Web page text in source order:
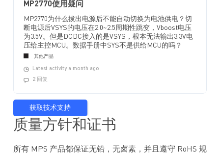
MP2770使用疑问
MP2770为什么拔出电源后不能自动切换为电池供电？切
断电源后VSYS的电压在2.0~2.5周期性跳变，Vboost电压
为3.5V。但是DCDC接入的是VSYS，根本无法输出3.3V电
压给主控MCU。数据手册中SYS不是供给MCU的吗？
其他产品
Latest activity a month ago
2 回复
获取技术支持
质量方针和证书
所有 MPS 产品都保证无铅，无卤素，并且遵守 RoHS 规